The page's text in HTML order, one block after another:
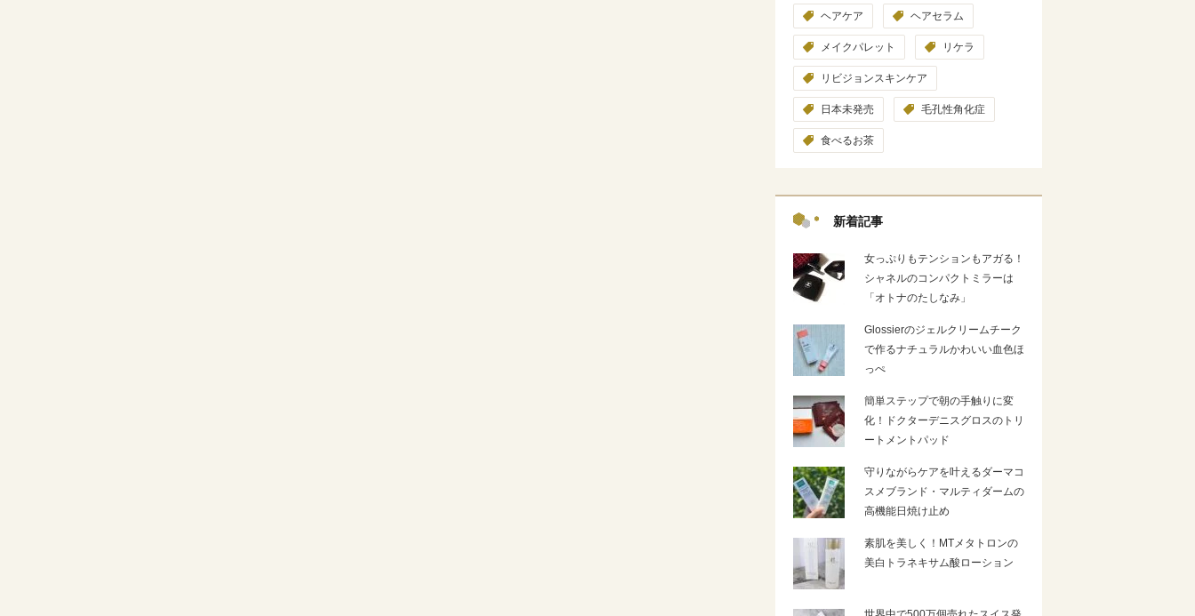
ヘアケア ヘアセラム
メイクパレット リケラ
リビジョンスキンケア
日本未発売 毛孔性角化症
食べるお茶
新着記事
女っぷりもテンションもアガる！
シャネルのコンパクトミラーは
「オトナのたしなみ」
Glossierのジェルクリームチーク
で作るナチュラルかわいい血色ほ
っぺ
簡単ステップで朝の手触りに変
化！ドクターデニスグロスのトリ
ートメントパッド
守りながらケアを叶えるダーマコ
スメブランド・マルティダームの
高機能日焼け止め
素肌を美しく！MTメタトロンの
美白トラネキサム酸ローション